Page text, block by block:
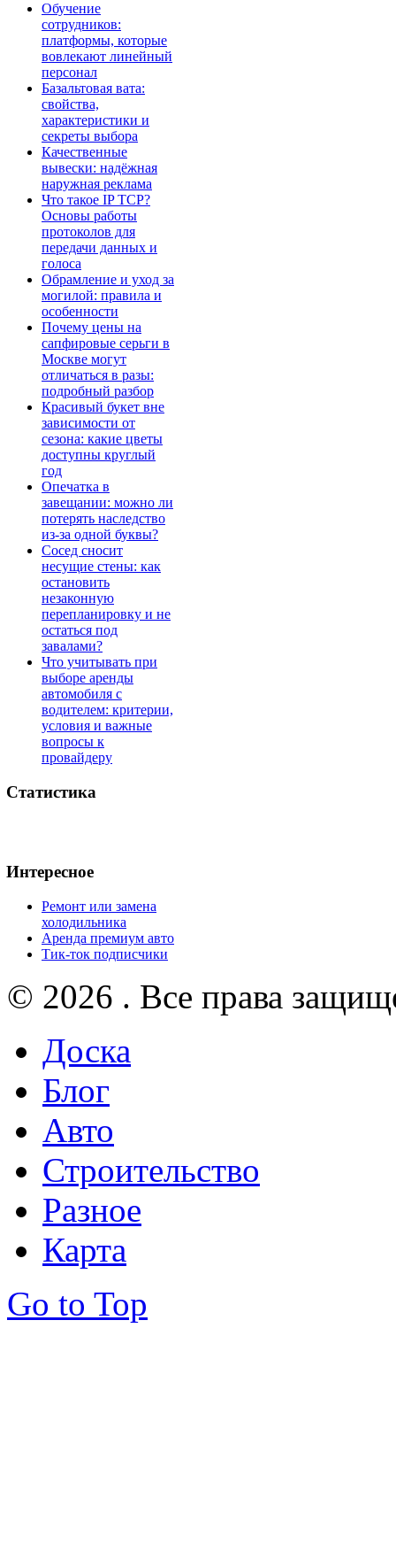
Обучение
сотрудников:
платформы, которые
вовлекают линейный
персонал
Базальтовая вата:
свойства,
характеристики и
секреты выбора
Качественные
вывески: надёжная
наружная реклама
Что такое IP TCP?
Основы работы
протоколов для
передачи данных и
голоса
Обрамление и уход за
могилой: правила и
особенности
Почему цены на
сапфировые серьги в
Москве могут
отличаться в разы:
подробный разбор
Красивый букет вне
зависимости от
сезона: какие цветы
доступны круглый
год
Опечатка в
завещании: можно ли
потерять наследство
из-за одной буквы?
Сосед сносит
несущие стены: как
остановить
незаконную
перепланировку и не
остаться под
завалами?
Что учитывать при
выборе аренды
автомобиля с
водителем: критерии,
условия и важные
вопросы к
провайдеру
Статистика
Интересное
Ремонт или замена
холодильника
Аренда премиум авто
Тик-ток подписчики
© 2026 . Все права
Доска
Блог
Авто
Строительство
Разное
Карта
Go to Top